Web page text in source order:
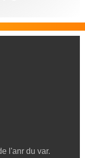
l'anr du var.